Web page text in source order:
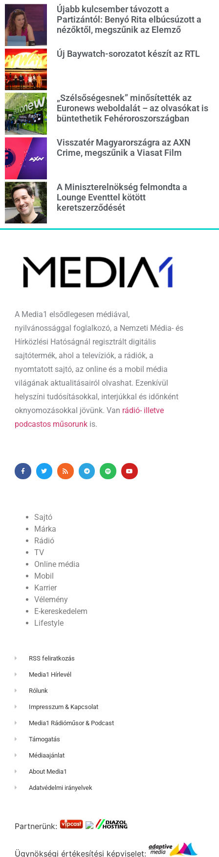
Újabb kulcsember távozott a
Partizántól: Benyó Rita elbúcsúzott a
nézőktől, megszűnik az Elemző
Új Baywatch-sorozatot készít az RTL
„Szélsőségesnek” minősítették az
Euronews weboldalát – az olvasókat is
büntethetik Fehéroroszországban
Visszatér Magyarországra az AXN
Crime, megszűnik a Viasat Film
A Miniszterelnökség felmondta a
Lounge Eventtel kötött
keretszerződését
A Media1 elsődlegesen médiával,
nyilvánossággal foglalkozó, a Nemzeti Média- és
Hírközlési Hatóságnál regisztrált digitális
sajtótermék, ahol a televíziók, a rádiók, a
nyomtatott sajtó, az online és a mobil média
világának aktualitásairól olvashat. Ezenkívül
helyszíni tudósításokkal, interjúkkal és időnként
oknyomozásokkal jövünk. Van rádió- illetve
podcastos műsorunk is.
Sajtó
Márka
Rádió
TV
Online média
Mobil
Karrier
Vélemény
E-kereskedelem
Lifestyle
RSS feliratkozás
Media1 Hírlevél
Rólunk
Impresszum & Kapcsolat
Media1 Rádióműsor & Podcast
Támogatás
Médiaajánlat
About Media1
Adatvédelmi irányelvek
Partnerünk:
Ügynökségi értékesítési képviselet: